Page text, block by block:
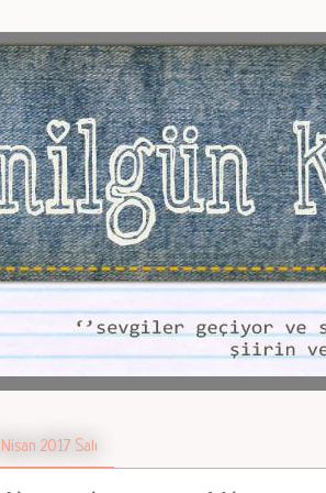
2017 Salı